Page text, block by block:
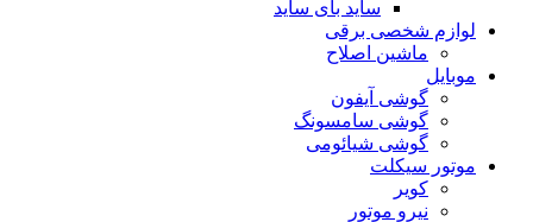
ساید بای ساید
لوازم شخصی برقی
ماشین اصلاح
موبایل
گوشی آیفون
گوشی سامسونگ
گوشی شیائومی
موتور سیکلت
کویر
نیرو موتور